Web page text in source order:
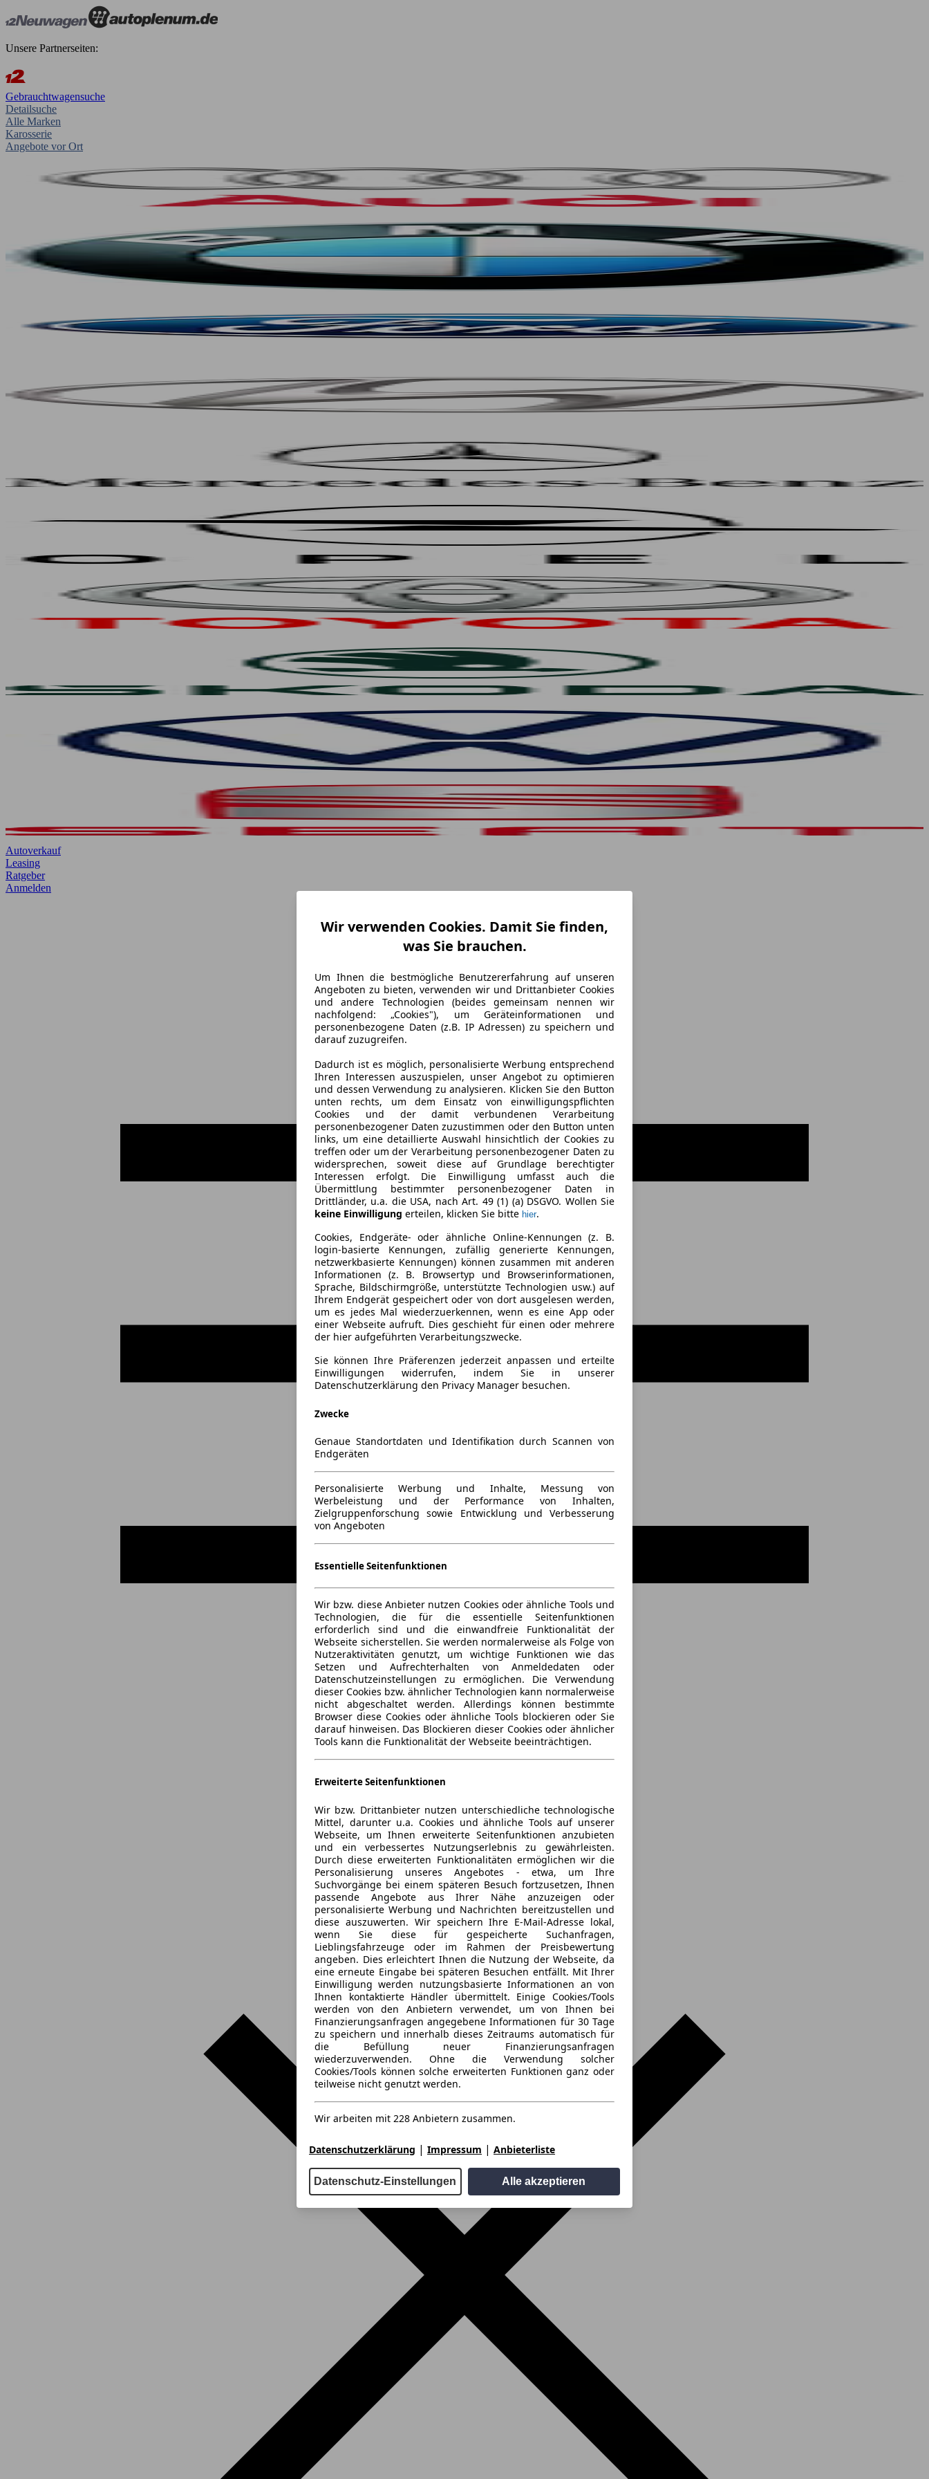
Unsere Partnerseiten:
Gebrauchtwagensuche
Detailsuche
Alle Marken
Karosserie
Angebote vor Ort
Autoverkauf
Leasing
Ratgeber
Anmelden
Wir verwenden Cookies. Damit Sie finden,
was Sie brauchen.
Um Ihnen die bestmögliche Benutzererfahrung auf unseren
Angeboten zu bieten, verwenden wir und Drittanbieter Cookies
und andere Technologien (beides gemeinsam nennen wir
nachfolgend: „Cookies"), um Geräteinformationen und
personenbezogene Daten (z.B. IP Adressen) zu speichern und
darauf zuzugreifen.
Dadurch ist es möglich, personalisierte Werbung entsprechend
Ihren Interessen auszuspielen, unser Angebot zu optimieren
und dessen Verwendung zu analysieren. Klicken Sie den Button
unten rechts, um dem Einsatz von einwilligungspflichten
Cookies und der damit verbundenen Verarbeitung
personenbezogener Daten zuzustimmen oder den Button unten
links, um eine detaillierte Auswahl hinsichtlich der Cookies zu
treffen oder um der Verarbeitung personenbezogener Daten zu
widersprechen, soweit diese auf Grundlage berechtigter
Interessen erfolgt. Die Einwilligung umfasst auch die
Übermittlung bestimmter personenbezogener Daten in
Drittländer, u.a. die USA, nach Art. 49 (1) (a) DSGVO. Wollen Sie
keine Einwilligung erteilen, klicken Sie bitte hier.
Cookies, Endgeräte- oder ähnliche Online-Kennungen (z. B.
login-basierte Kennungen, zufällig generierte Kennungen,
netzwerkbasierte Kennungen) können zusammen mit anderen
Informationen (z. B. Browsertyp und Browserinformationen,
Sprache, Bildschirmgröße, unterstützte Technologien usw.) auf
Ihrem Endgerät gespeichert oder von dort ausgelesen werden,
um es jedes Mal wiederzuerkennen, wenn es eine App oder
einer Webseite aufruft. Dies geschieht für einen oder mehrere
der hier aufgeführten Verarbeitungszwecke.
Sie können Ihre Präferenzen jederzeit anpassen und erteilte
Einwilligungen widerrufen, indem Sie in unserer
Datenschutzerklärung den Privacy Manager besuchen.
Zwecke
Genaue Standortdaten und Identifikation durch Scannen von
Endgeräten
Personalisierte Werbung und Inhalte, Messung von
Werbeleistung und der Performance von Inhalten,
Zielgruppenforschung sowie Entwicklung und Verbesserung
von Angeboten
Essentielle Seitenfunktionen
Wir bzw. diese Anbieter nutzen Cookies oder ähnliche Tools und
Technologien, die für die essentielle Seitenfunktionen
erforderlich sind und die einwandfreie Funktionalität der
Webseite sicherstellen. Sie werden normalerweise als Folge von
Nutzeraktivitäten genutzt, um wichtige Funktionen wie das
Setzen und Aufrechterhalten von Anmeldedaten oder
Datenschutzeinstellungen zu ermöglichen. Die Verwendung
dieser Cookies bzw. ähnlicher Technologien kann normalerweise
nicht abgeschaltet werden. Allerdings können bestimmte
Browser diese Cookies oder ähnliche Tools blockieren oder Sie
darauf hinweisen. Das Blockieren dieser Cookies oder ähnlicher
Tools kann die Funktionalität der Webseite beeinträchtigen.
Erweiterte Seitenfunktionen
Wir bzw. Drittanbieter nutzen unterschiedliche technologische
Mittel, darunter u.a. Cookies und ähnliche Tools auf unserer
Webseite, um Ihnen erweiterte Seitenfunktionen anzubieten
und ein verbessertes Nutzungserlebnis zu gewährleisten.
Durch diese erweiterten Funktionalitäten ermöglichen wir die
Personalisierung unseres Angebotes - etwa, um Ihre
Suchvorgänge bei einem späteren Besuch fortzusetzen, Ihnen
passende Angebote aus Ihrer Nähe anzuzeigen oder
personalisierte Werbung und Nachrichten bereitzustellen und
diese auszuwerten. Wir speichern Ihre E-Mail-Adresse lokal,
wenn Sie diese für gespeicherte Suchanfragen,
Lieblingsfahrzeuge oder im Rahmen der Preisbewertung
angeben. Dies erleichtert Ihnen die Nutzung der Webseite, da
eine erneute Eingabe bei späteren Besuchen entfällt. Mit Ihrer
Einwilligung werden nutzungsbasierte Informationen an von
Ihnen kontaktierte Händler übermittelt. Einige Cookies/Tools
werden von den Anbietern verwendet, um von Ihnen bei
Finanzierungsanfragen angegebene Informationen für 30 Tage
zu speichern und innerhalb dieses Zeitraums automatisch für
die Befüllung neuer Finanzierungsanfragen
wiederzuverwenden. Ohne die Verwendung solcher
Cookies/Tools können solche erweiterten Funktionen ganz oder
teilweise nicht genutzt werden.
Wir arbeiten mit 228 Anbietern zusammen.
Datenschutzerklärung | Impressum | Anbieterliste
Datenschutz-Einstellungen Alle akzeptieren